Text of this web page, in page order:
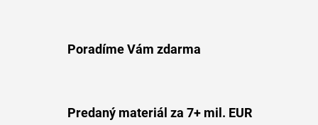
Poradíme Vám zdarma
Predaný materiál za 7+ mil. EUR